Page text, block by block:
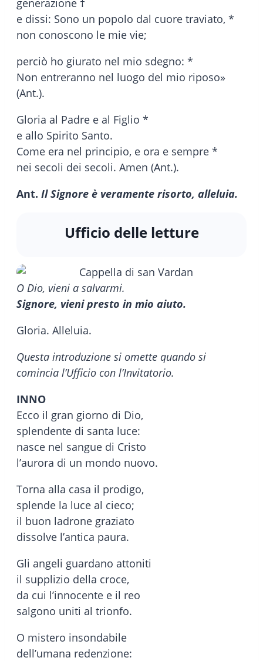
generazione †
e dissi: Sono un popolo dal cuore traviato, *
non conoscono le mie vie;
perciò ho giurato nel mio sdegno: *
Non entreranno nel luogo del mio riposo»
(Ant.).
Gloria al Padre e al Figlio *
e allo Spirito Santo.
Come era nel principio, e ora e sempre *
nei secoli dei secoli. Amen (Ant.).
Ant. Il Signore è veramente risorto, alleluia.
Ufficio delle letture
O Dio, vieni a salvarmi.
Signore, vieni presto in mio aiuto.
Gloria. Alleluia.
Questa introduzione si omette quando si
comincia l’Ufficio con l’Invitatorio.
INNO
Ecco il gran giorno di Dio,
splendente di santa luce:
nasce nel sangue di Cristo
l’aurora di un mondo nuovo.
Torna alla casa il prodigo,
splende la luce al cieco;
il buon ladrone graziato
dissolve l’antica paura.
Gli angeli guardano attoniti
il supplizio della croce,
da cui l’innocente e il reo
salgono uniti al trionfo.
O mistero insondabile
dell’umana redenzione: